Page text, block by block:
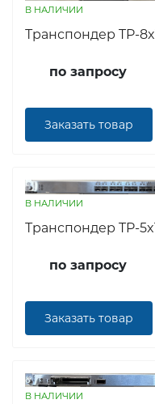
В НАЛИЧИИ
Транспондер TP-
по запросу
Заказать товар
В НАЛИЧИИ
Транспондер TP-
по запросу
Заказать товар
В НАЛИЧИИ